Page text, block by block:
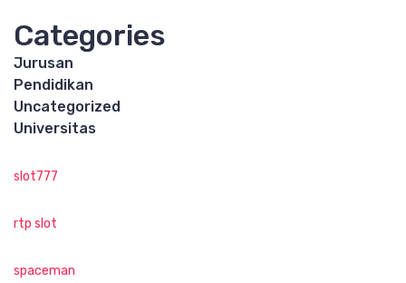
Categories
Jurusan
Pendidikan
Uncategorized
Universitas
slot777
rtp slot
spaceman